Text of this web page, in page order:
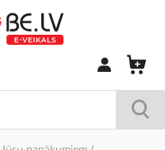
Pierakstīties/